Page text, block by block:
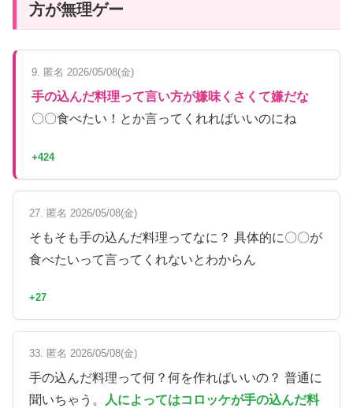
方が無理ゲー
9. 匿名 2026/05/08(金)
手の込んだ料理って言い方が嫌味くさくて嫌だな
〇〇食べたい！とか言ってくれればいいのにね
+424
27. 匿名 2026/05/08(金)
そもそも手の込んだ料理ってなに？ 具体的に〇〇が
食べたいって言ってくれないとわからん
+27
33. 匿名 2026/05/08(金)
手の込んだ料理って何？何を作ればいいの？ 普通に
聞いちゃう。
人によってはコロッケが手の込んだ料